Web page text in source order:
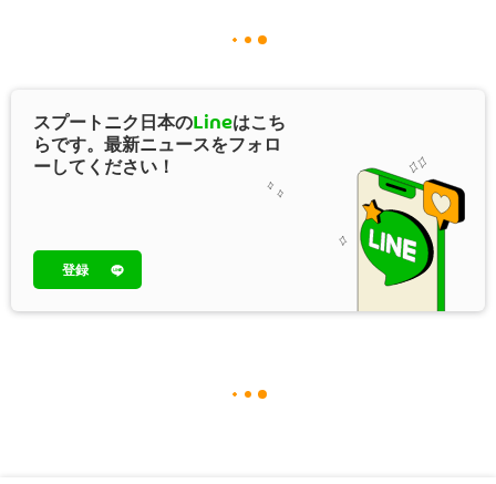
スプートニク日本のLineはこち
らです。最新ニュースをフォロ
ーしてください！
登録